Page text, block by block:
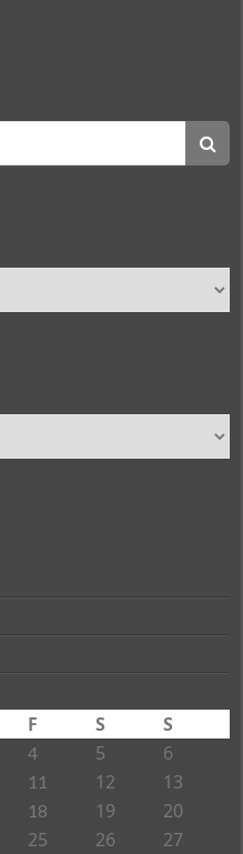
F S S
4 5 6
11 12
13
18 19
20
25 26
27